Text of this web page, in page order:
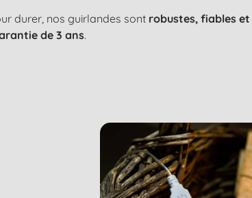
durer, nos guirlandes sont robustes, fiables
de 3 ans.